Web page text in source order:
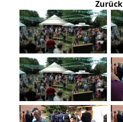
Zurück